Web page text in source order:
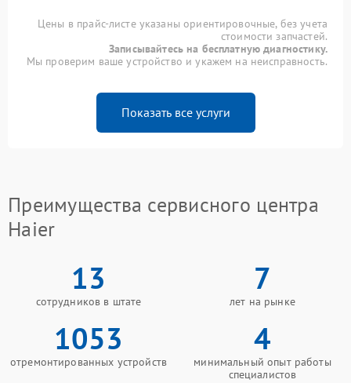
Цены в прайс-листе указаны ориентировочные, без учета
стоимости запчастей.
Записывайтесь на бесплатную диагностику.
Мы проверим ваше устройство и укажем на неисправность.
Показать все услуги
Преимущества сервисного центра
Haier
13
сотрудников в штате
7
лет на рынке
1053
отремонтированных устройств
4
минимальный опыт работы
специалистов